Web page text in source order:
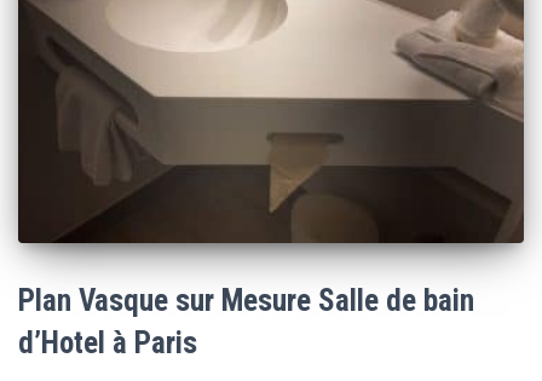
Plan Vasque sur Mesure Salle de bain
d’Hotel à Paris